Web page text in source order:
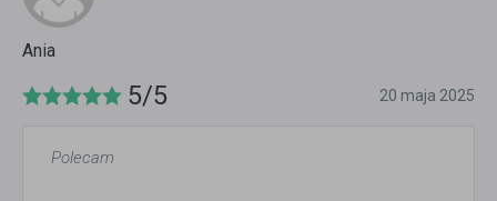
Ania
5/5 20 maja 2025
Polecam